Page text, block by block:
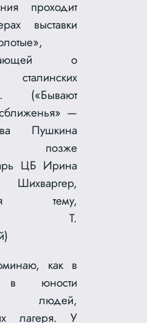
проходит
выставки
о
(«Бывают
—
Пушкина
позже
ЦБ Ирина
тему,
Т.
как в
в юности
людей,
лагеря. У